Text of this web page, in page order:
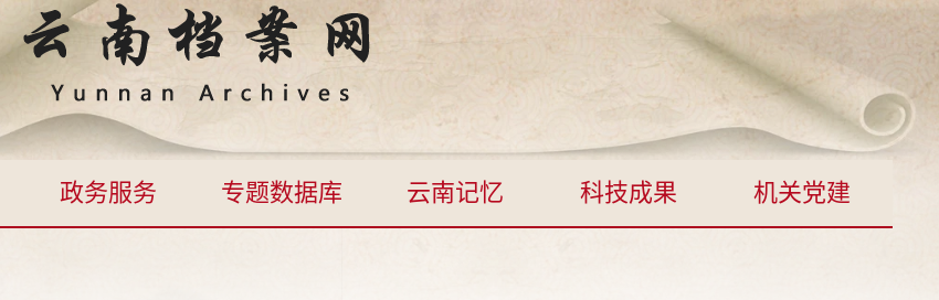
政务服务 专题数据库 云南记忆 科技成果 机关党建